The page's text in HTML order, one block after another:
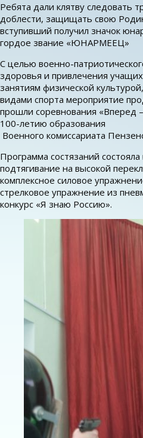
Ребята дали клятву следовать
доблести, защищать свою
вступивший получил значок
гордое звание «ЮНАРМЕЕЦ»
С целью военно-
здоровья и привлечения
занятиям физической
видами спорта мероприятие
прошли соревнования
100-летию образования
Военного комиссариата
Программа состязаний
подтягивание на высокой
комплексное силовое
стрелковое упражнение из
конкурс «Я знаю Россию».